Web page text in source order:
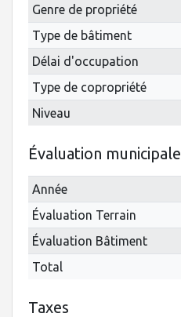
Genre de propriété
Type de bâtiment
Délai d'occupation
Type de copropriété
Niveau
Évaluation municipale
Année
Évaluation Terrain
Évaluation Bâtiment
Total
Taxes